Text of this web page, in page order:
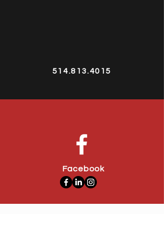
514.813.4015
Facebook